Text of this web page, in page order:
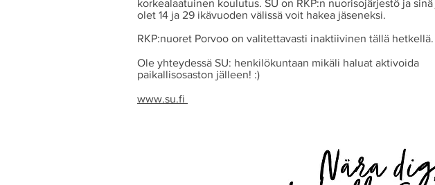
korkealaatuinen koulutus. SU on RKP:n nuorisojärjestö ja
olet 14 ja 29 ikävuoden välissä voit hakea jäseneksi.
RKP:nuoret Porvoo on valitettavasti inaktiivinen tällä hetkellä.
Ole yhteydessä SU: henkilökuntaan mikäli haluat aktivoida
paikallisosaston jälleen! :)
www.su.fi